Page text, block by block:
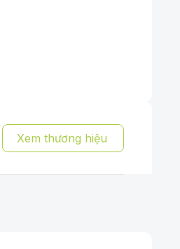
Xem thương hiệu